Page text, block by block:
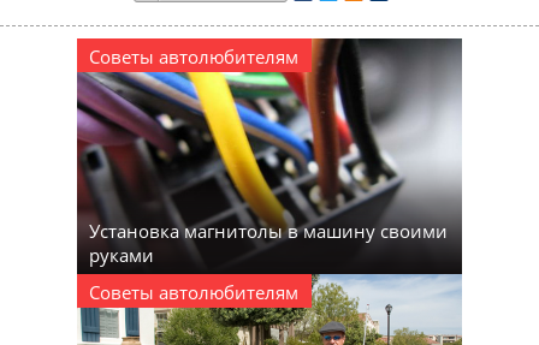
Советы автолюбителям
Установка магнитолы в машину своими
руками
Советы автолюбителям